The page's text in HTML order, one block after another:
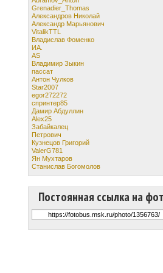
Grenadier_Thomas
Александров Николай
Александр Марьянович
VitalikTTL
Владислав Фоменко
ИА.
AS
Владимир Зыкин
пассат
Антон Чулков
Star2007
egor272272
спринтер85
Дамир Абдуллин
Alex25
Забайкалец
Петрович
Кузнецов Григорий
ValerG781
Ян Мухтаров
Станислав Богомолов
Постоянная ссылка на